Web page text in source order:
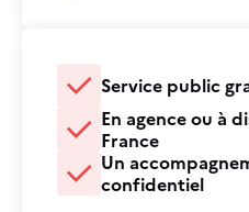
Service public
En agence ou à
France
Un
confidentiel